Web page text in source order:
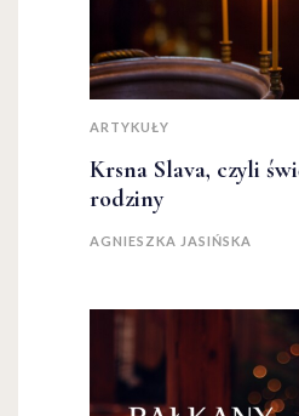
ARTYKUŁY
Krsna Slava, czyli
rodziny
AGNIESZKA JASIŃSKA